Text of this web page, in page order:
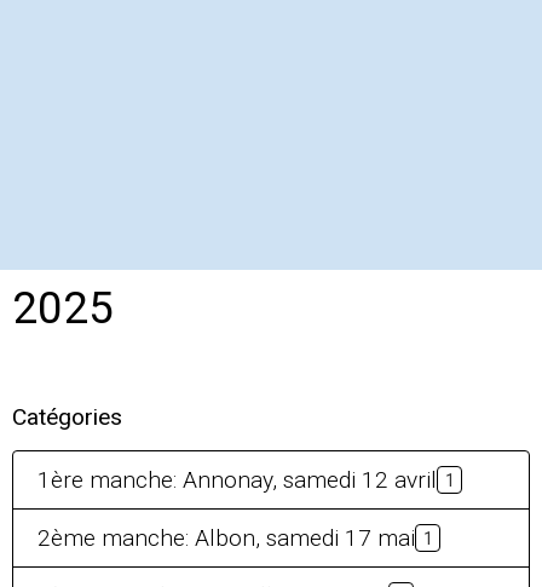
2025
Catégories
1ère manche: Annonay, samedi 12 avril 1
2ème manche: Albon, samedi 17 mai 1